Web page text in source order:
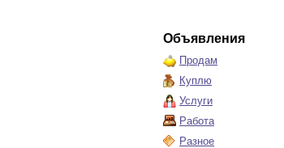
Объявления
Продам
Куплю
Услуги
Работа
Разное